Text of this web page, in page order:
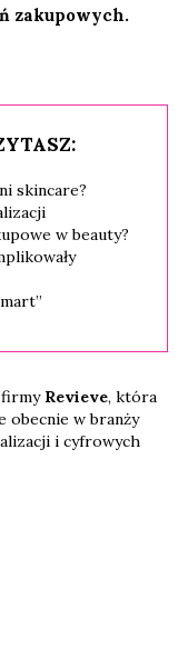
zakupowych.
skincare?
w beauty?
firmy Revieve, która
obecnie w branży
i cyfrowych